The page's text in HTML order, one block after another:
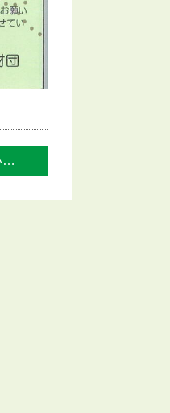
文教の街・アートの街ｉｎかしい 九州産業... »